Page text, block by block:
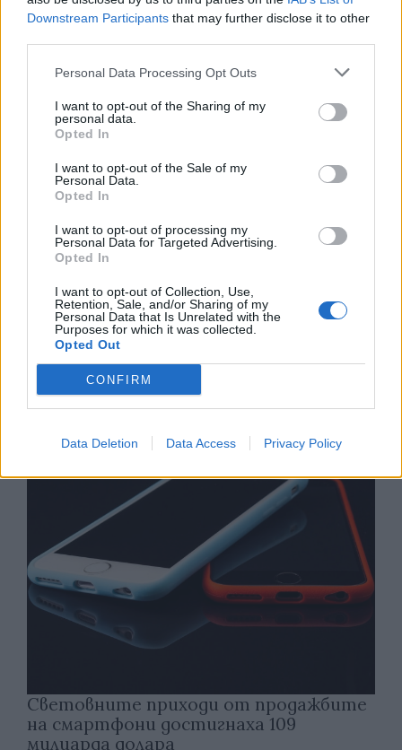
Downstream Participants that may further disclose it to other
Personal Data Processing Opt Outs
I want to opt-out of the Sharing of my
personal data.
Opted In
I want to opt-out of the Sale of my
Personal Data.
Opted In
I want to opt-out of processing my
Personal Data for Targeted Advertising.
Opted In
I want to opt-out of Collection, Use,
Retention, Sale, and/or Sharing of my
Personal Data that Is Unrelated with the
Purposes for which it was collected.
Opted Out
CONFIRM
Data Deletion Data Access Privacy Policy
Китай си построи свой курорт
Санторини
Хакери удариха бизнес-база данни в
Лихтенщайн
Световните приходи от продажбите
на смартфони достигнаха 109
милиарда долара